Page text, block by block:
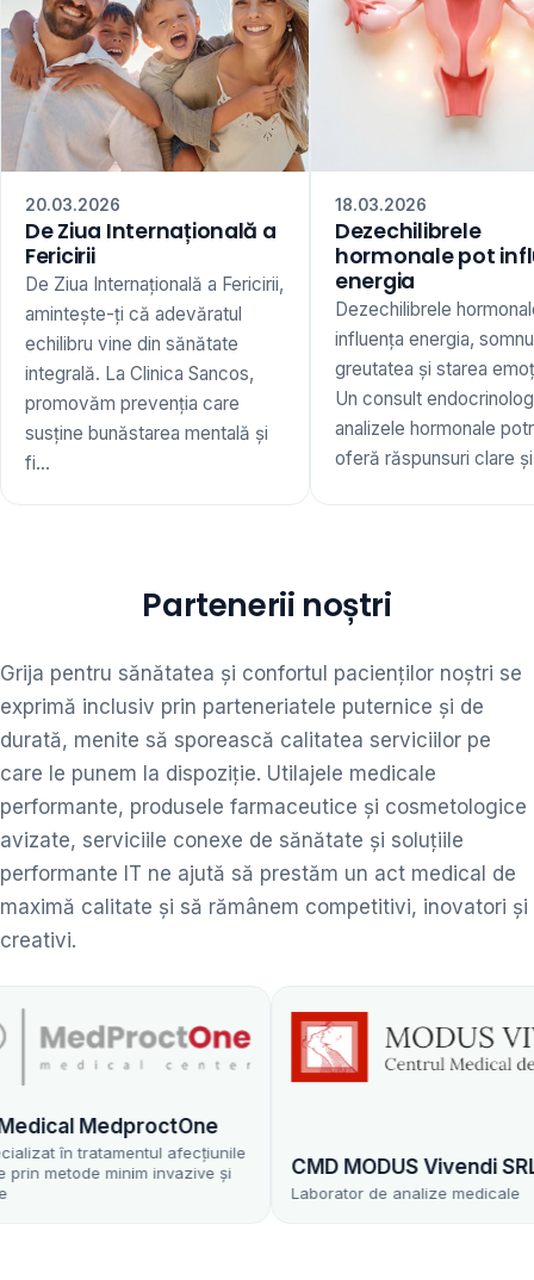
20.03.2026
De Ziua Internațională a
Fericirii
De Ziua Internațională a Fericirii,
amintește-ți că adevăratul
echilibru vine din sănătate
integrală. La Clinica Sancos,
promovăm prevenția care
susține bunăstarea mentală și
fi...
18.03.2026
Dezechilibrele
hormonale pot
energia
Dezechilibrele
influența energia,
greutatea și starea
Un consult
analizele hormonale
oferă răspunsuri clare
Partenerii noștri
Grija pentru sănătatea și confortul pacienților noștri se
exprimă inclusiv prin parteneriatele puternice și de
durată, menite să sporească calitatea serviciilor pe
care le punem la dispoziție. Utilajele medicale
performante, produsele farmaceutice și cosmetologice
avizate, serviciile conexe de sănătate și soluțiile
performante IT ne ajută să prestăm un act medical de
maximă calitate și să rămânem competitivi, inovatori și
creativi.
afecțiunile
invazive și
CMD MODUS Vivendi SRL
Laborator de analize medicale